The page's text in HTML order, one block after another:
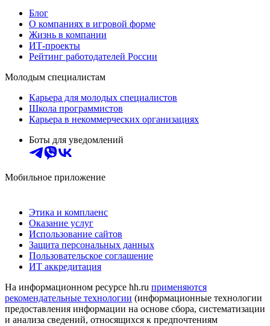
Блог
О компаниях в игровой форме
Жизнь в компании
ИТ-проекты
Рейтинг работодателей России
Молодым специалистам
Карьера для молодых специалистов
Школа программистов
Карьера в некоммерческих организациях
Боты для уведомлений
Мобильное приложение
Этика и комплаенс
Оказание услуг
Использование сайтов
Защита персональных данных
Пользовательское соглашение
ИТ аккредитация
На информационном ресурсе hh.ru применяются
рекомендательные технологии (информационные технологии
предоставления информации на основе сбора, систематизации
и анализа сведений, относящихся к предпочтениям